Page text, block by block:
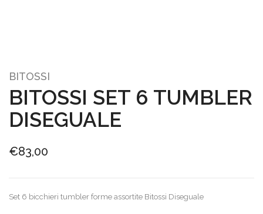
BITOSSI
BITOSSI SET 6 TUMBLER
DISEGUALE
€83,00
Set 6 bicchieri tumbler forme assortite Bitossi Diseguale